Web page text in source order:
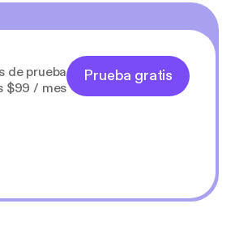
de prueba
$99 / mes
Prueba gratis